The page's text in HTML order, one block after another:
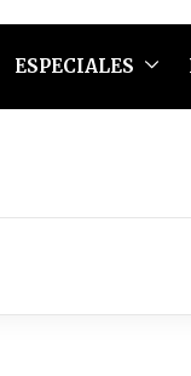
ESPECIALES